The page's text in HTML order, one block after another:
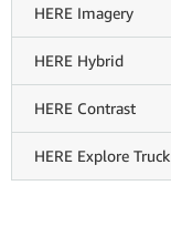
HERE Imagery
HERE Hybrid
HERE Contrast
HERE Explore Truck